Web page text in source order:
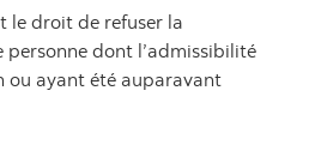
le droit de refuser la
dont l’admissibilité
ou ayant été auparavant